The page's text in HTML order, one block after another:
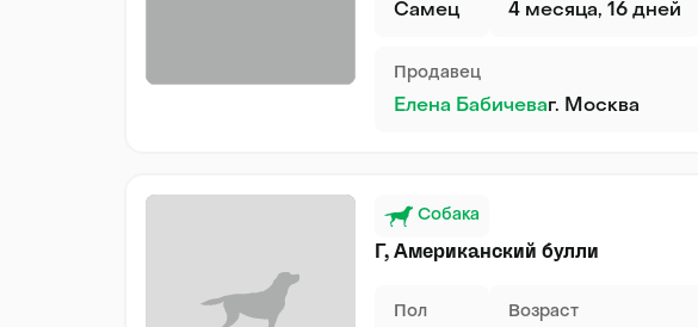
Самец 4 месяца, 16 дней
Продавец
Елена Бабичеваг. Москва
Собака
Г, Американский булли
Пол Возраст